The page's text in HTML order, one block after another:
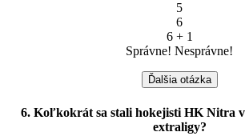
5
6
6 + 1
Správne! Nesprávne!
Ďalšia otázka
6. Koľkokrát sa stali hokejisti HK Nitra
extraligy?